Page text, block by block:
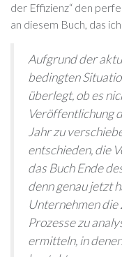
der Effizienz“ den
an diesem Buch, das
Aufgrund der
bedingten
überlegt, ob es
Veröffentlichung
Jahr zu
entschieden, die
das Buch Ende
denn genau jetzt
Unternehmen die
Prozesse zu
ermitteln, in